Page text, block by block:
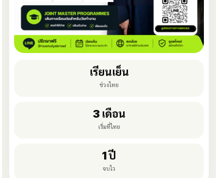
เรียนเย็น
ช่วงไทย
3 เดือน
เริ่มที่ไทย
1 ปี
จบไว